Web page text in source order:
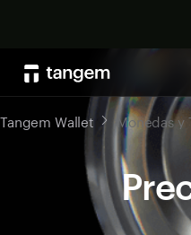
Tangem Wallet Monedas y